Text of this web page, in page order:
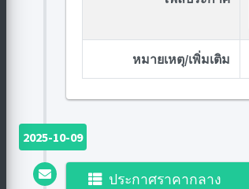
หมายเหตุ/เพิ่มเติม
2025-10-09
ประกาศราคากลาง